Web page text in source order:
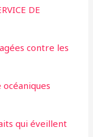
DE
contre les
océaniques
qui éveillent